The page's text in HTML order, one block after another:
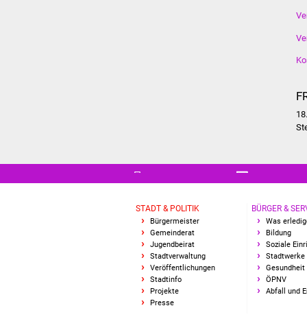
STADT & POLITIK
Bürgermeister
Gemeinderat
Jugendbeirat
Stadtverwaltung
Veröffentlichungen
Stadtinfo
Projekte
Presse
BÜRGER &
Was
Bildung
Soziale
Stadtwerke
Gesundheit
ÖPNV
Abfall und